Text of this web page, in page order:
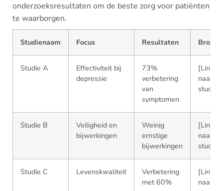
onderzoeksresultaten om de beste zorg voor patiënten
te waarborgen.
Studienaam Focus Resultaten Bron
Studie A
Effectiviteit bij
depressie
73%
verbetering
van
symptomen
[Link
naar
studie]
Studie B
Veiligheid en
bijwerkingen
Weinig
ernstige
bijwerkingen
[Link
naar
studie]
Studie C Levenskwaliteit
Verbetering
met 60%
[Link
naar